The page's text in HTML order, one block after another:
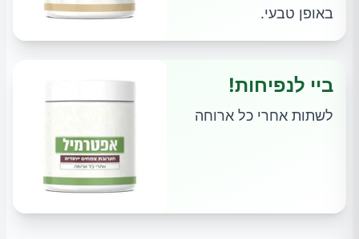
באופן טבעי.
ביי לנפיחות!
לשתות אחרי כל ארוחה